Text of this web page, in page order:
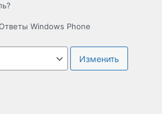
Windows Phone